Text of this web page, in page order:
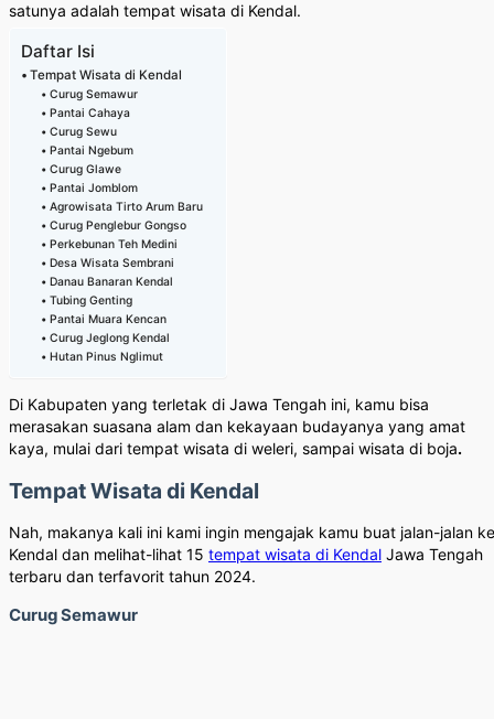
satunya adalah tempat wisata di Kendal.
Daftar Isi
Tempat Wisata di Kendal
Curug Semawur
Pantai Cahaya
Curug Sewu
Pantai Ngebum
Curug Glawe
Pantai Jomblom
Agrowisata Tirto Arum Baru
Curug Penglebur Gongso
Perkebunan Teh Medini
Desa Wisata Sembrani
Danau Banaran Kendal
Tubing Genting
Pantai Muara Kencan
Curug Jeglong Kendal
Hutan Pinus Nglimut
Di Kabupaten yang terletak di Jawa Tengah ini, kamu bisa
merasakan suasana alam dan kekayaan budayanya yang amat
kaya, mulai dari tempat wisata di weleri, sampai wisata di boja.
Tempat Wisata di Kendal
Nah, makanya kali ini kami ingin mengajak kamu buat jalan-jalan ke
Kendal dan melihat-lihat 15 tempat wisata di Kendal Jawa Tengah
terbaru dan terfavorit tahun 2024.
Curug Semawur